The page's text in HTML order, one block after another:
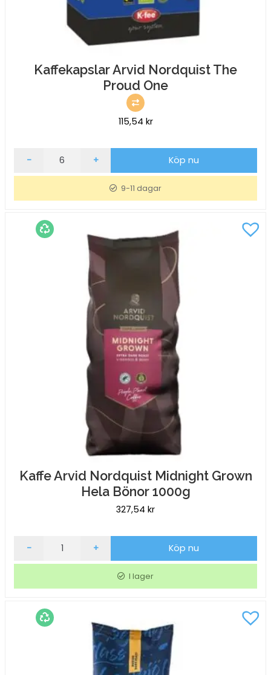
Kaffekapslar Arvid Nordquist The
Proud One
115,54 kr
Kaffekapslar
mängd
- + Köp nu
9-11 dagar
Kaffe Arvid Nordquist Midnight Grown
Hela Bönor 1000g
327,54 kr
Kaffe
- + Köp nu
I lager